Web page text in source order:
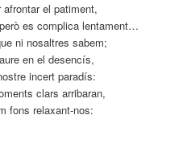
el patiment,
es complica lentament…
ni nosaltres sabem;
en el desencís,
incert paradís:
clars arribaran,
fons relaxant-nos: